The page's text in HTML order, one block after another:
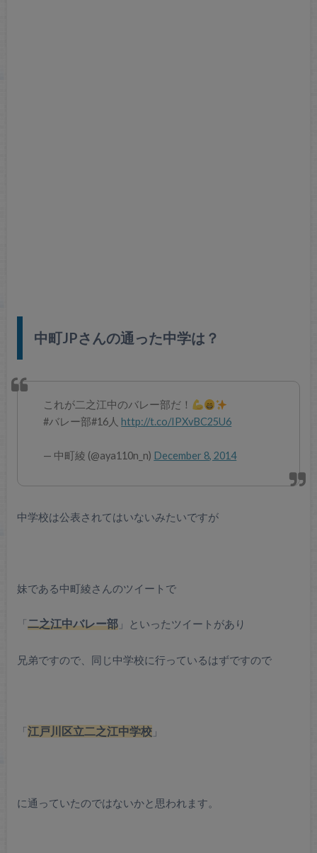
中町JPさんの通った中学は？
これが二之江中のバレー部だ！
#バレー部#16人 http://t.co/IPXvBC25U6
— 中町綾 (@aya110n_n) December 8, 2014
中学校は公表されてはいないみたいですが
妹である中町綾さんのツイートで
「二之江中バレー部」といったツイートがあり
兄弟ですので、同じ中学校に行っているはずですので
「江戸川区立二之江中学校」
に通っていたのではないかと思われます。